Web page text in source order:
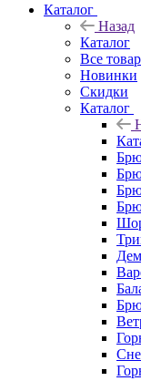
Каталог
Назад
Каталог
Все
Новинки
Скидки
Каталог